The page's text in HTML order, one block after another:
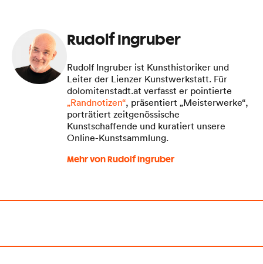
Rudolf Ingruber
Rudolf Ingruber ist Kunsthistoriker und
Leiter der Lienzer Kunstwerkstatt. Für
dolomitenstadt.at verfasst er pointierte
„Randnotizen“, präsentiert „Meisterwerke“,
porträtiert zeitgenössische
Kunstschaffende und kuratiert unsere
Online-Kunstsammlung.
Mehr von Rudolf Ingruber